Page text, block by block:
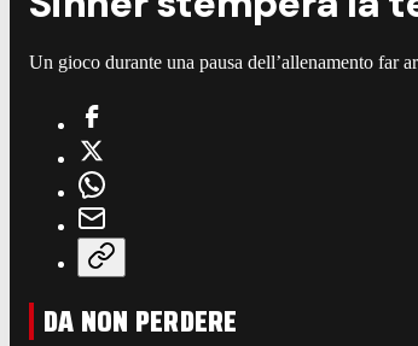
Un gioco durante una pausa dell’allenamento far
DA NON PERDERE